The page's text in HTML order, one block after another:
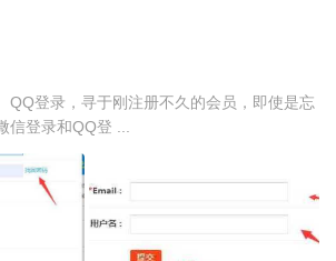
QQ登录，寻于刚注册不久的会员，即使是忘
信登录和QQ登 ...